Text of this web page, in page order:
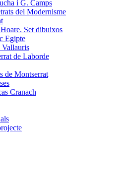
i G. Camps
del Modernisme
Set dibuixos
Egipte
Vallauris
de Laborde
de Montserrat
Cranach